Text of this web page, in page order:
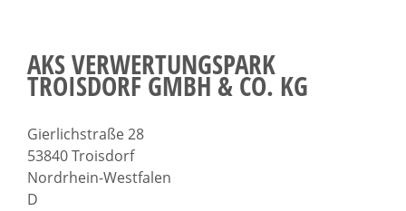
AKS VERWERTUNGSPARK
TROISDORF GMBH & CO. KG
Gierlichstraße 28
53840 Troisdorf
Nordrhein-Westfalen
D